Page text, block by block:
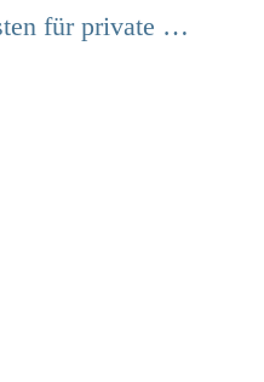
für private …